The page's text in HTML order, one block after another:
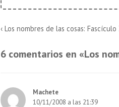
Navegación
de
La
anterior
es
‹ Los nombres de las cosas: Fascículo
6 comentarios en «Los
Machete
10/11/2008 a las 21:39